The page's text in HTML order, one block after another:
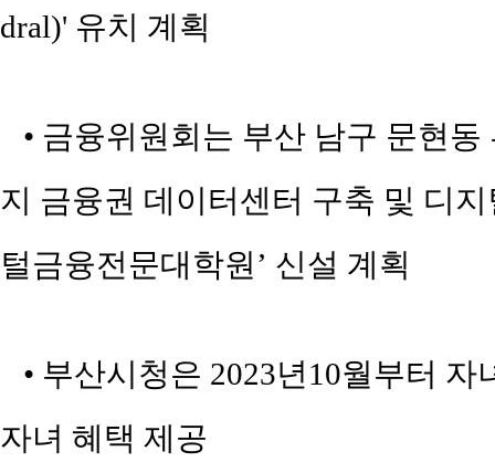
dral)' 유치 계획
• 금융위원회는 부산 남구 문현
지 금융권 데이터센터 구축 및 디
털금융전문대학원’ 신설 계획
• 부산시청은 2023년10월부터
자녀 혜택 제공